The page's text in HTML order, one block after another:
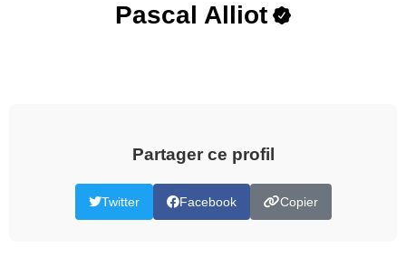
Pascal Alliot
Partager ce profil
Twitter Facebook Copier